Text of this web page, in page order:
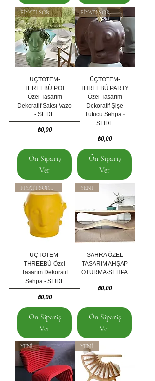
FİYATI SORUNUZ
ÜÇTOTEM-
THREEBÙ POT
Özel Tasarım
Dekoratif Saksı Vazo
- SLIDE
Fiyat
₺0,00
Ön Sipariş
Ver
FİYATI SORUNUZ
ÜÇTOTEM-
THREEBÙ PARTY
Özel Tasarım
Dekoratif Şişe
Tutucu Sehpa -
SLIDE
Fiyat
₺0,00
Ön Sipariş
Ver
FİYATI SORUNUZ
ÜÇTOTEM-
THREEBÙ Özel
Tasarım Dekoratif
Sehpa - SLIDE
Fiyat
₺0,00
Ön Sipariş
Ver
YENİ
SAHRA ÖZEL
TASARIM AHŞAP
OTURMA-SEHPA
Fiyat
₺0,00
Ön Sipariş
Ver
YENİ YENİ